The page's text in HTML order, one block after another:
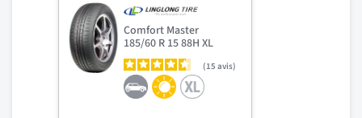
Comfort Master
185/60 R 15 88H XL
15avis